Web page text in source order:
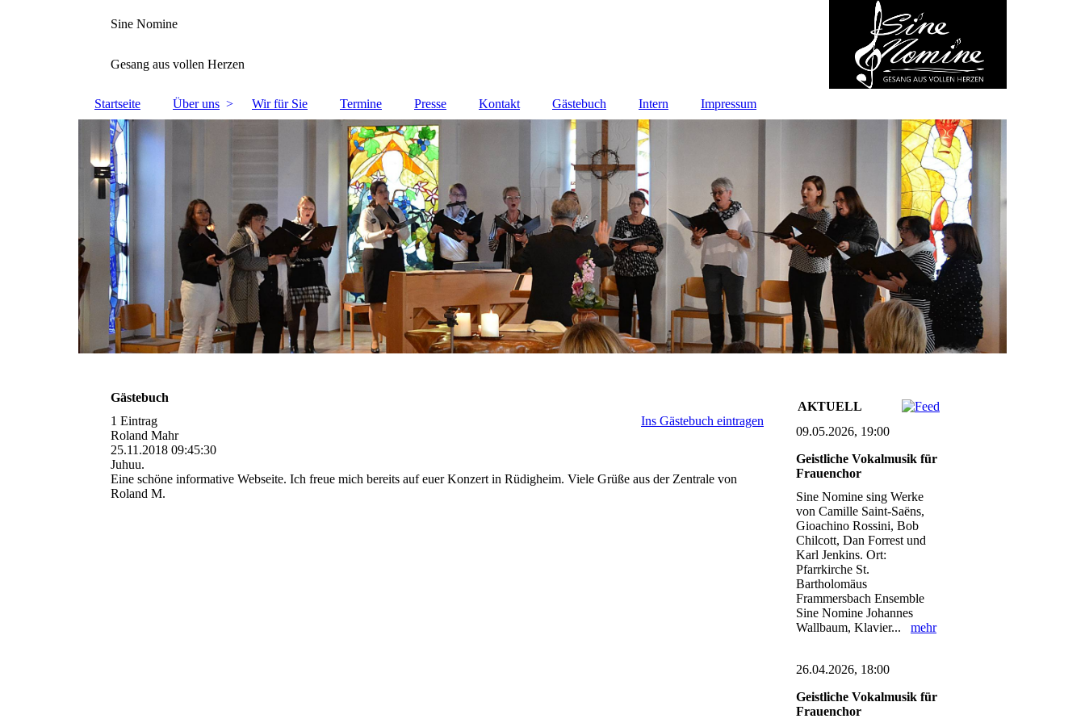
Sine Nomine
Gesang aus vollen Herzen
Startseite Über uns Wir für Sie Termine Presse Kontakt Gästebuch Intern Impressum
Gästebuch
1 Eintrag
Ins Gästebuch eintragen
Roland Mahr
25.11.2018 09:45:30
Juhuu.
Eine schöne informative Webseite. Ich freue mich bereits auf euer Konzert in Rüdigheim. Viele Grüße aus der Zentrale von
Roland M.
AKTUELL
09.05.2026, 19:00
Geistliche Vokalmusik für
Frauenchor
Sine Nomine sing Werke
von Camille Saint-Saëns,
Gioachino Rossini, Bob
Chilcott, Dan Forrest und
Karl Jenkins. Ort:
Pfarrkirche St.
Bartholomäus
Frammersbach Ensemble
Sine Nomine Johannes
Wallbaum, Klavier... mehr
26.04.2026, 18:00
Geistliche Vokalmusik für
Frauenchor